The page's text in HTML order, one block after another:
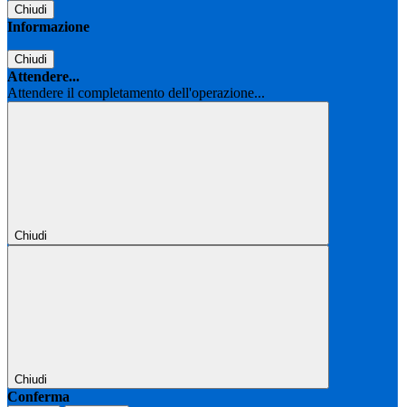
Chiudi
Informazione
Chiudi
Attendere...
Attendere il completamento dell'operazione...
Chiudi
Chiudi
Conferma